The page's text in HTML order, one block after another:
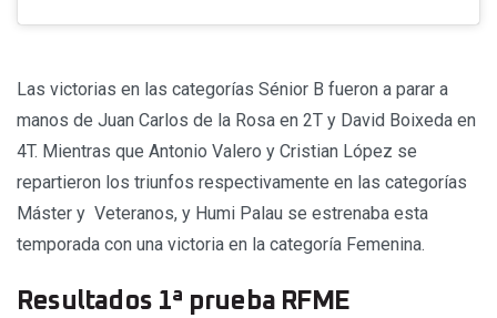
Las victorias en las categorías Sénior B fueron a parar a
manos de Juan Carlos de la Rosa en 2T y David Boixeda en
4T. Mientras que Antonio Valero y Cristian López se
repartieron los triunfos respectivamente en las categorías
Máster y Veteranos, y Humi Palau se estrenaba esta
temporada con una victoria en la categoría Femenina.
Resultados 1ª prueba RFME